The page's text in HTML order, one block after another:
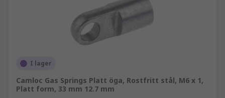
I lager
Camloc Gas Springs Platt öga, Rostfritt stål, M6 x 1,
Platt form, 33 mm 12.7 mm